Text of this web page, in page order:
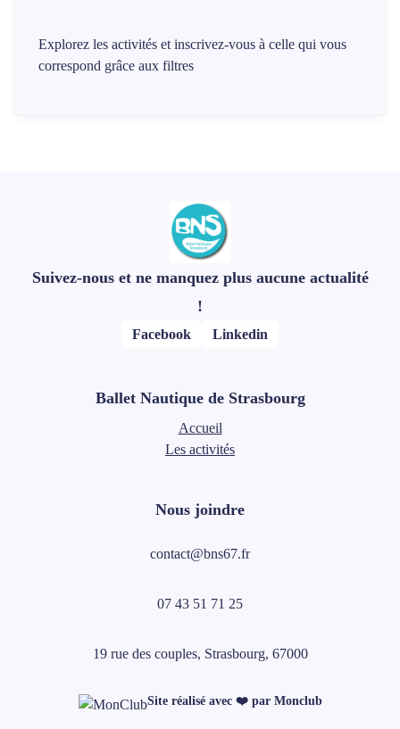
Explorez les activités et inscrivez-vous à celle qui vous
correspond grâce aux filtres
Suivez-nous et ne manquez plus aucune actualité
!
Facebook Linkedin
Ballet Nautique de Strasbourg
Accueil
Les activités
Nous joindre
contact@bns67.fr
07 43 51 71 25
19 rue des couples, Strasbourg, 67000
Site réalisé avec ❤️ par Monclub